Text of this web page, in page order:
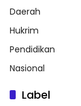
Daerah
Hukrim
Pendidikan
Nasional
Label